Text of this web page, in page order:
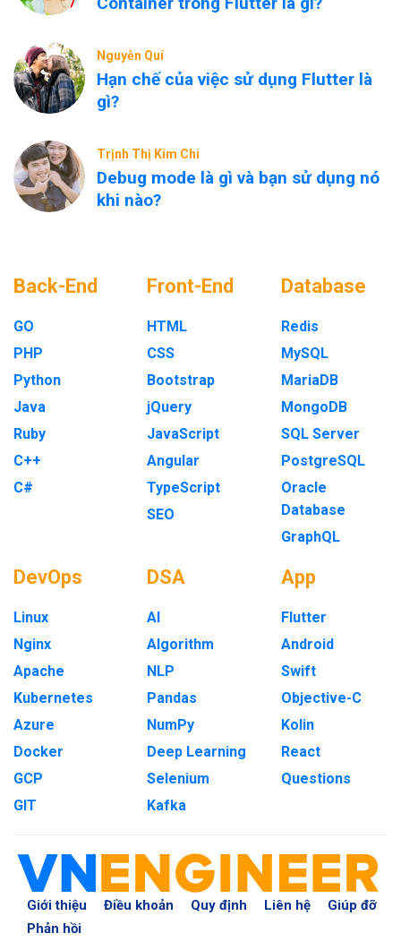
Nguyễn Quí
Hạn chế của việc sử dụng Flutter là
gì?
Trịnh Thị Kim Chi
Debug mode là gì và bạn sử dụng nó
khi nào?
Back-End
GO
PHP
Python
Java
Ruby
C++
C#
Front-End
HTML
CSS
Bootstrap
jQuery
JavaScript
Angular
TypeScript
SEO
Database
Redis
MySQL
MariaDB
MongoDB
SQL Server
PostgreSQL
Oracle
Database
GraphQL
DevOps
Linux
Nginx
Apache
Kubernetes
Azure
Docker
GCP
GIT
DSA
AI
Algorithm
NLP
Pandas
NumPy
Deep Learning
Selenium
Kafka
App
Flutter
Android
Swift
Objective-C
Kolin
React
Questions
Giới thiệu Điều khoản Quy định Liên hệ
Giúp đỡ
Phản hồi